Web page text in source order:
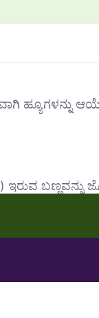
ಹ್ಯೂಗಳನ್ನು
ಇರುವ ಬಣ್ಣವನ್ನು